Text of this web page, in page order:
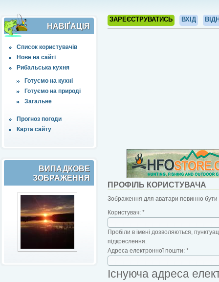
НАВІҐАЦІЯ
Список користувачів
Нове на сайті
Рибальська кухня
Готуємо на кухні
Готуємо на природі
Загальне
Прогноз погоди
Карта сайту
ВИПАДКОВЕ
ЗОБРАЖЕННЯ
ЗАРЕЄСТРУВАТИСЬ ВХІД
ПРОФІЛЬ КОРИСТУВАЧА
Зображення для аватари повинно бути
Користувач: *
Пробіли в імені дозволяються,
підкреслення.
Адреса електронної пошти: *
Існуюча адреса